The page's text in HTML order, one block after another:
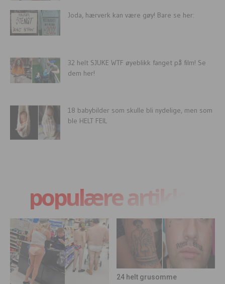
Joda, hærverk kan være gøy! Bare se her:
32 helt SJUKE WTF øyeblikk fanget på film! Se
dem her!
18 babybilder som skulle bli nydelige, men som
ble HELT FEIL
populære artikler
24 helt grusomme